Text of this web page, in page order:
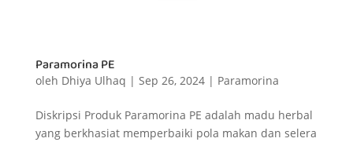
Paramorina PE
oleh Dhiya Ulhaq | Sep 26, 2024| Paramorina
Diskripsi Produk Paramorina PE adalah madu herbal
yang berkhasiat memperbaiki pola makan dan selera